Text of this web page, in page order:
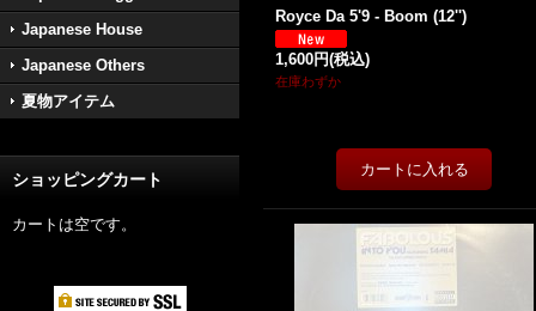
Japanese House
Japanese Others
夏物アイテム
ショッピングカート
カートは空です。
Royce Da 5'9 - Boom (12'')
1,600円(税込)
在庫わずか